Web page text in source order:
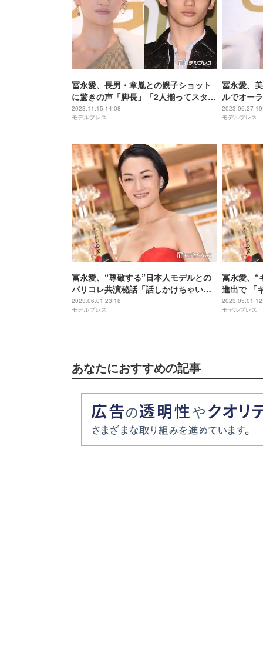
冨永愛、長男・章胤との親子ショット
に驚きの声「脚長」「2人揃ってスタイ
ル良すぎ」
2023.11.15 14:08
モデルプレス
冨永愛、
ルでオー
2023.06.27
モデルプレス
冨永愛、“尊敬する”日本人モデルとの
パリコレ共演秘話「話しかけちゃいけ
ないな」
2023.06.01 23:18
モデルプレス
冨永愛、“
進出で 「
2023.05.01
モデルプレス
あなたにおすすめの記事